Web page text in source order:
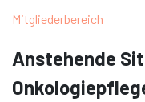
Mitgliederbereich
Anstehende